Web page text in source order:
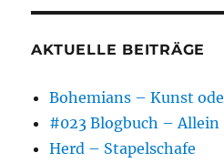
AKTUELLE BEITRÄGE
Bohemians – Kunst
#023 Blogbuch – Allein
Herd – Stapelschafe